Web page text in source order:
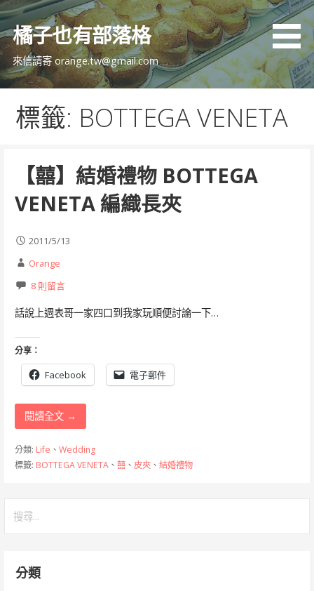
跳
主
內
橘子也有部落格
來信請寄 orange.tw@gmail.com
標籤: BOTTEGA VENETA
【囍】結婚禮物 BOTTEGA
VENETA 編織長夾
2011/5/13
Orange
8 則留言
話說上週表哥一家四口到我家玩順便討論一下…
分享：
Facebook 電子郵件
閱讀全文 →
分類: Life 、 Wedding
標籤: BOTTEGA VENETA、 囍、 皮夾、 結婚禮物
字:分類